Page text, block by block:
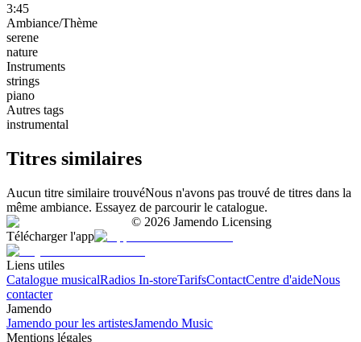
3:45
Ambiance/Thème
serene
nature
Instruments
strings
piano
Autres tags
instrumental
Titres similaires
Aucun titre similaire trouvéNous n'avons pas trouvé de titres dans la
même ambiance. Essayez de parcourir le catalogue.
© 2026 Jamendo Licensing
Télécharger l'app
Liens utiles
Catalogue musicalRadios In-storeTarifsContactCentre d'aideNous
contacter
Jamendo
Jamendo pour les artistesJamendo Music
Mentions légales